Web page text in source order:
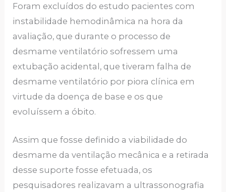
Foram excluídos do estudo pacientes com
instabilidade hemodinâmica na hora da
avaliação, que durante o processo de
desmame ventilatório sofressem uma
extubação acidental, que tiveram falha de
desmame ventilatório por piora clínica em
virtude da doença de base e os que
evoluíssem a óbito.
Assim que fosse definido a viabilidade do
desmame da ventilação mecânica e a retirada
desse suporte fosse efetuada, os
pesquisadores realizavam a ultrassonografia